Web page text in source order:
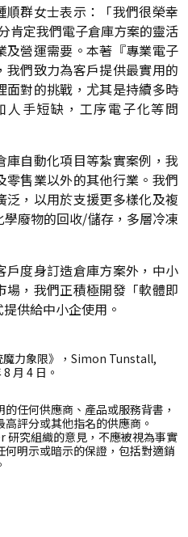
群女士表示：「我們很榮幸
肯定我們電子倉庫方案的靈活
營運需要。本著『專業電子
們致力為客戶提供最實用的
面對的挑戰，尤其是持續多時
手短缺，工序電子化等問
庫自動化項目等紮實案例，我
售業以外的其他行業。我們
，以用於支援更多樣化及複
廢物的回收/儲存，多層冷凍
度身訂造倉庫方案外，中小
，我們正積極開發「軟體即
供給中小企使用。
力象限》，Simon Tunstall,
月 4 日。
任何供應商、產品或服務背書，
評分或其他指名的供應商。
究組織的意見，不應被視為事實
明示或暗示的保證，包括對適銷